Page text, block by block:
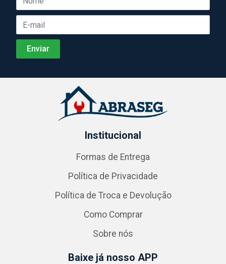
Institucional
Formas de Entrega
Política de Privacidade
Política de Troca e Devolução
Como Comprar
Sobre nós
Baixe já nosso APP